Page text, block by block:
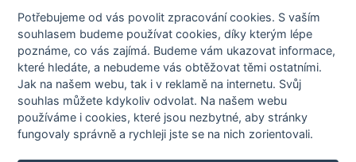
Členové STOBklubu
Zásady nakládání s osobními údaji
Otestujte se
Spočítejte si
Výzva 52
Potřebujeme od vás povolit zpracování cookies. S vaším
souhlasem budeme používat cookies, díky kterým lépe
poznáme,co vás zajímá. Budeme vám ukazovat informace,
které hledáte, a nebudeme vás obtěžovat těmi ostatními.
Jak na našem webu, tak i v reklamě na internetu. Svůj
souhlas můžete kdykoliv odvolat. Na našem webu
používáme i cookies, které jsou nezbytné, aby stránky
fungovaly správně a rychleji jste se na nich zorientovali.